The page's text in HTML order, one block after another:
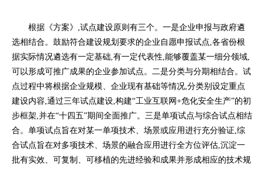
根据《方案》,试点建设原则有三个。一是企业申报与政府遴
选相结合。鼓励符合建设规划要求的企业自愿申报试点,各省份根
据实际情况遴选有一定基础,有一定代表性,能够覆盖某一细分领域,
可以形成可推广成果的企业参加试点。二是分类与分期相结合。试
点过程中将根据企业规模、企业现有基础等情况,分类别设定重点
建设内容,通过三年试点建设,构建“工业互联网+危化安全生产”的初
步框架,并在“十四五”期间全面推广。三是单项试点与综合试点相结
合。单项试点旨在对某一单项技术、场景或应用进行充分验证,综
合试点旨在对多项技术、场景的融合应用进行全方位评估,沉淀一
批有实效、可复制、可移植的先进经验和成果并形成相应的技术规